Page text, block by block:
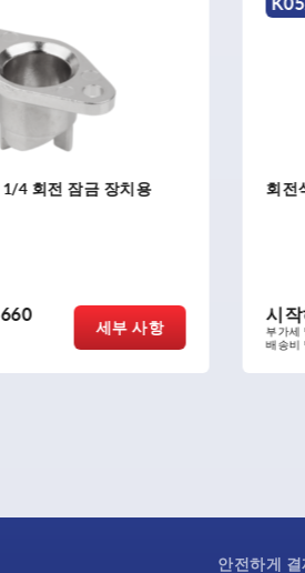
회전식 래치 윙 노브
시작하여₩13,620
부가세 별도
안전하게 결